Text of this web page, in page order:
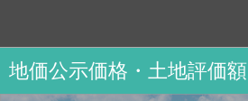
地価公示価格・土地評価額